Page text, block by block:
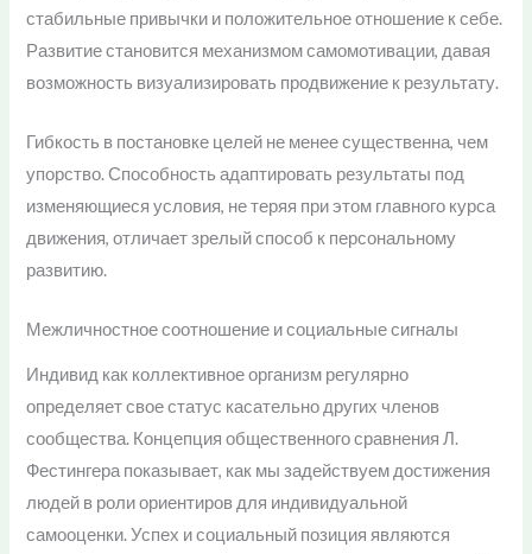
стабильные привычки и положительное отношение к себе.
Развитие становится механизмом самомотивации, давая
возможность визуализировать продвижение к результату.
Гибкость в постановке целей не менее существенна, чем
упорство. Способность адаптировать результаты под
изменяющиеся условия, не теряя при этом главного курса
движения, отличает зрелый способ к персональному
развитию.
Межличностное соотношение и социальные сигналы
Индивид как коллективное организм регулярно
определяет свое статус касательно других членов
сообщества. Концепция общественного сравнения Л.
Фестингера показывает, как мы задействуем достижения
людей в роли ориентиров для индивидуальной
самооценки. Успех и социальный позиция являются